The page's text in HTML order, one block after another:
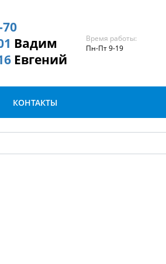
70
Вадим
Евгений
Время работы:
Пн-Пт 9-19
КОНТАКТЫ